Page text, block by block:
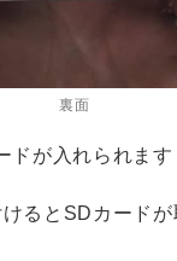
裏面
ドが入れられます
るとSDカードが